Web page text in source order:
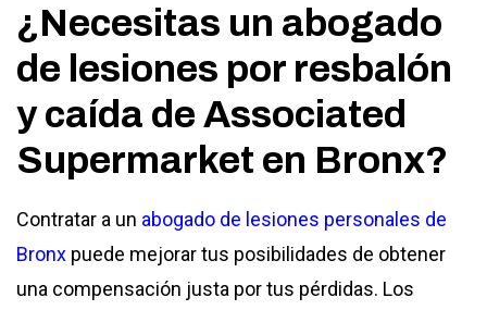
¿Necesitas un abogado
de lesiones por resbalón
y caída de Associated
Supermarket en Bronx?
Contratar a un abogado de lesiones personales de
Bronx puede mejorar tus posibilidades de obtener
una compensación justa por tus pérdidas. Los